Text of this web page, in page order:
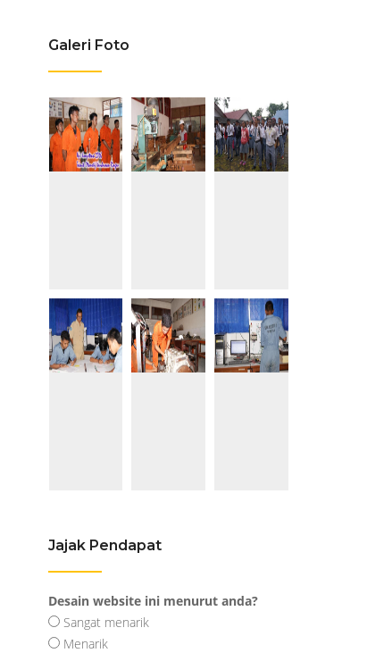
Galeri Foto
Jajak Pendapat
Desain website ini menurut anda?
Sangat menarik
Menarik